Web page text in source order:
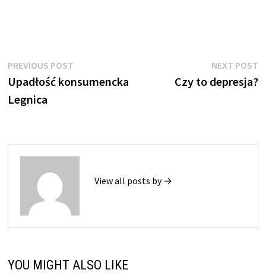
Nawigacja
wpisu
PREVIOUS POSTPrevious
post:
Upadłość konsumencka
Legnica
NEXT POST
Czy to depresja?
View all posts by →
YOU MIGHT ALSO LIKE